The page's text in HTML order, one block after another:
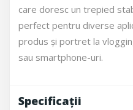
care doresc un trepied
perfect pentru diverse
produs și portret la
sau smartphone-uri.
Specificații